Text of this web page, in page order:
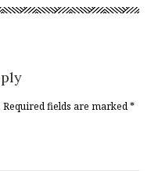
Required fields are marked*